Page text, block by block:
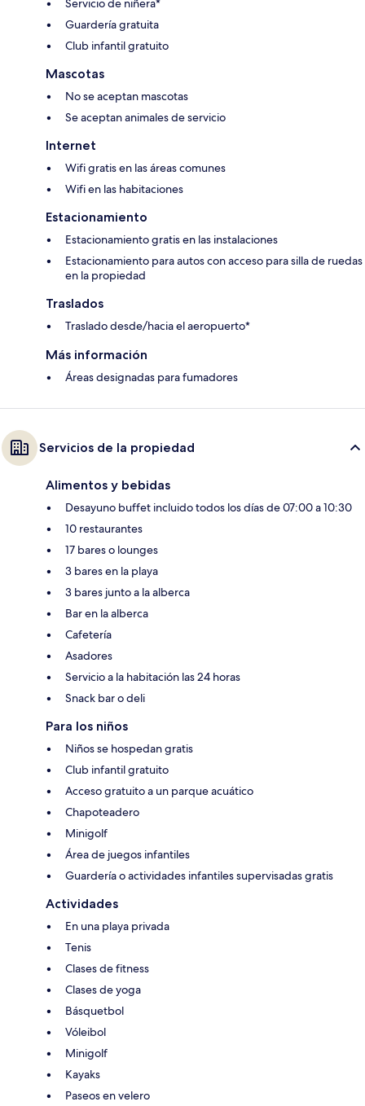
Servicio de niñera*
Guardería gratuita
Club infantil gratuito
Mascotas
No se aceptan mascotas
Se aceptan animales de servicio
Internet
Wifi gratis en las áreas comunes
Wifi en las habitaciones
Estacionamiento
Estacionamiento gratis en las instalaciones
Estacionamiento para autos con acceso para silla de ruedas
en la propiedad
Traslados
Traslado desde/hacia el aeropuerto*
Más información
Áreas designadas para fumadores
Servicios de la propiedad
Alimentos y bebidas
Desayuno buffet incluido todos los días de 07:00 a 10:30
10 restaurantes
17 bares o lounges
3 bares en la playa
3 bares junto a la alberca
Bar en la alberca
Cafetería
Asadores
Servicio a la habitación las 24 horas
Snack bar o deli
Para los niños
Niños se hospedan gratis
Club infantil gratuito
Acceso gratuito a un parque acuático
Chapoteadero
Minigolf
Área de juegos infantiles
Guardería o actividades infantiles supervisadas gratis
Actividades
En una playa privada
Tenis
Clases de fitness
Clases de yoga
Básquetbol
Vóleibol
Minigolf
Kayaks
Paseos en velero